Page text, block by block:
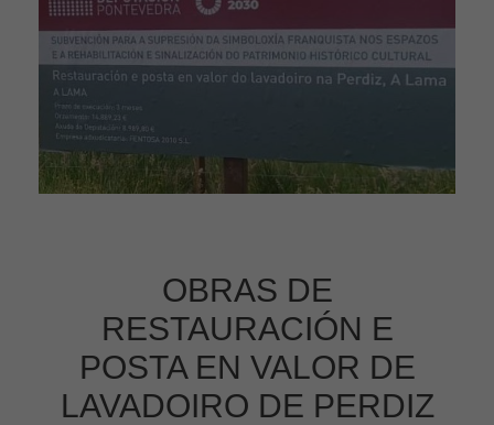
OBRAS DE
RESTAURACIÓN E
POSTA EN VALOR DE
LAVADOIRO DE PERDIZ